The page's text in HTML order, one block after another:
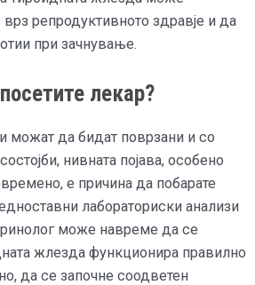
врз репродуктивното здравје и да
при зачнување.
лекар?
можат да бидат поврзани и со
нивната појава, особено
е причина да побарате
лабораториски анализи
може навреме да се
жлезда функционира правилно
да се започне соодветен